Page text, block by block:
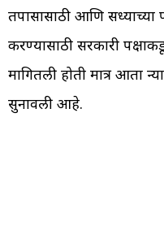
तपासासाठी आणि
करण्यासाठी सरकारी
मागितली होती मात्र आता
सुनावली आहे.